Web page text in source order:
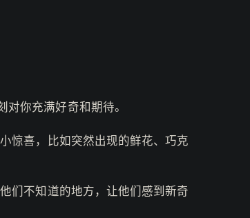
你充满好奇和期待。
惊喜，比如突然出现的鲜花、巧克
们不知道的地方，让他们感到新奇